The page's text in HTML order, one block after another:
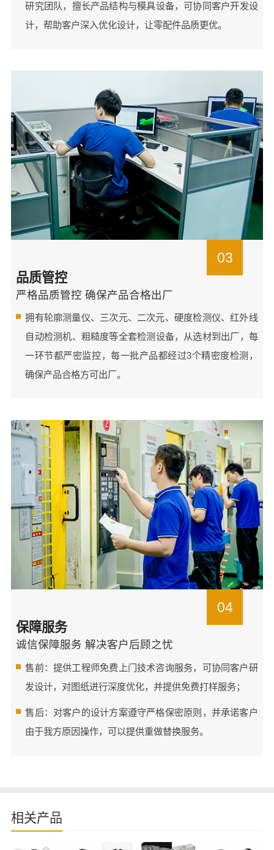
研究团队，擅长产品结构与模具设备，可协同客户开发设
计，帮助客户深入优化设计，让零配件品质更优。
03
品质管控
严格品质管控 确保产品合格出厂
拥有轮廓测量仪、三次元、二次元、硬度检测仪、红外线
自动检测机、粗糙度等全套检测设备，从选材到出厂，每
一环节都严密监控，每一批产品都经过3个精密度检测，
确保产品合格方可出厂。
04
保障服务
诚信保障服务 解决客户后顾之忧
售前：提供工程师免费上门技术咨询服务，可协同客户研
发设计，对图纸进行深度优化，并提供免费打样服务；
售后：对客户的设计方案遵守严格保密原则，并承诺客户
由于我方原因操作，可以提供重做替换服务。
相关产品